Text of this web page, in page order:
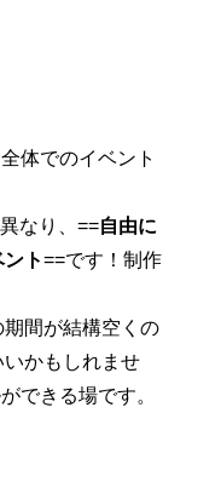
体でのイベント
なり、==自由に
ト==です！制作
間が結構空くの
かもしれませ
できる場です。